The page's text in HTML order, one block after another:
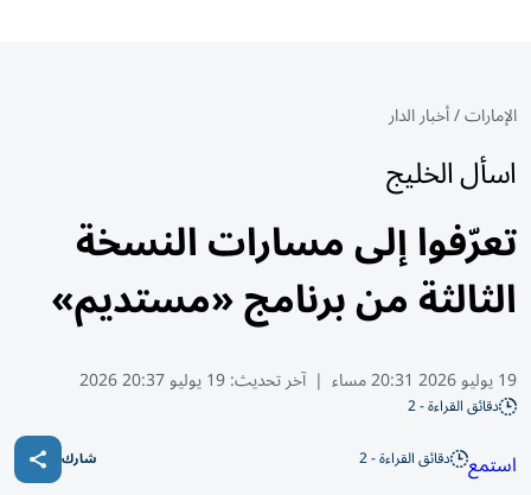
الإمارات/أخبار الدار
اسأل الخليج
تعرّفوا إلى مسارات النسخة
الثالثة من برنامج «مستديم»
19 يوليو 2026 20:31 مساء | آخر تحديث:19 يوليو 20:37 2026
دقائق القراءة - 2
استمع دقائق القراءة - 2 شارك